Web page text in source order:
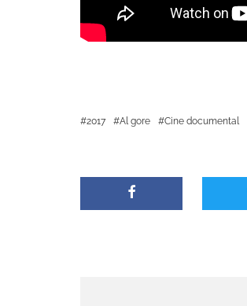
2017 Al gore Cine documental